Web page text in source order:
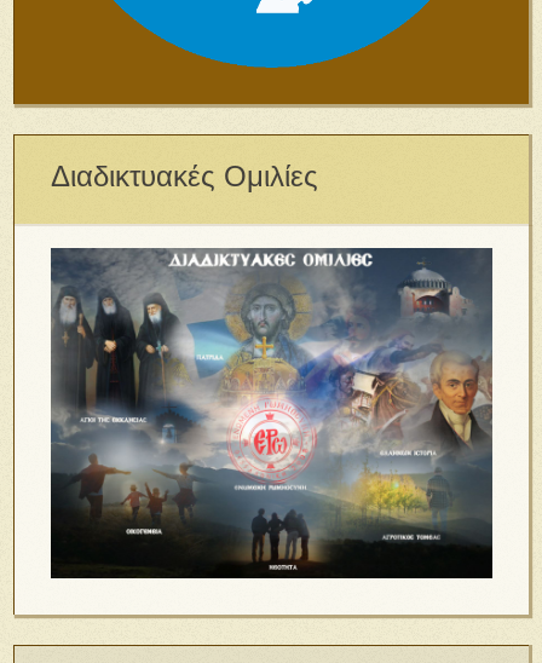
Διαδικτυακές Ομιλίες